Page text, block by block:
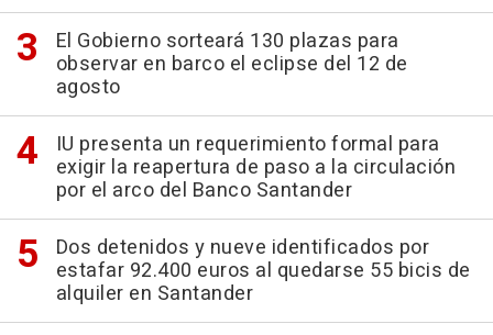
El Gobierno sorteará 130 plazas para
observar en barco el eclipse del 12 de
agosto
IU presenta un requerimiento formal para
exigir la reapertura de paso a la circulación
por el arco del Banco Santander
Dos detenidos y nueve identificados por
estafar 92.400 euros al quedarse 55 bicis de
alquiler en Santander